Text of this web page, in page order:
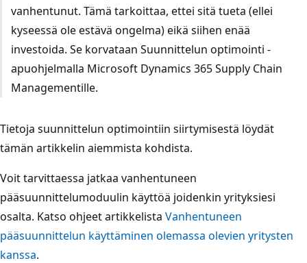
vanhentunut. Tämä tarkoittaa, ettei sitä tueta (ellei
kyseessä ole estävä ongelma) eikä siihen enää
investoida. Se korvataan Suunnittelun optimointi -
apuohjelmalla Microsoft Dynamics 365 Supply Chain
Managementille.
Tietoja suunnittelun optimointiin siirtymisestä löydät
tämän artikkelin aiemmista kohdista.
Voit tarvittaessa jatkaa vanhentuneen
pääsuunnittelumoduulin käyttöä joidenkin yrityksiesi
osalta. Katso ohjeet artikkelista Vanhentuneen
pääsuunnittelun käyttäminen olemassa olevien yritysten
kanssa.